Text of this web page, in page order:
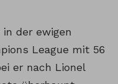
der ewigen
League mit 56
er nach Lionel